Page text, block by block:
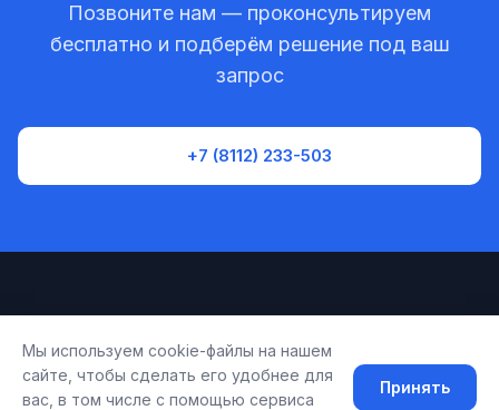
Мы используем cookie-файлы на нашем
сайте, чтобы сделать его удобнее для
вас, в том числе с помощью сервиса
Принять
Позвоните нам — проконсультируем
бесплатно и подберём решение под ваш
запрос
+7 (8112) 233-503
Политика конфиденциальности
Обработка персональных данных
© 2026 ООО «М-Трейд». Все права защищены.